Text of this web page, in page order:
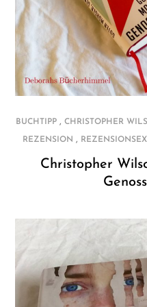
BUCHTIPP, CHRISTOPHER
REZENSION ,
Christopher